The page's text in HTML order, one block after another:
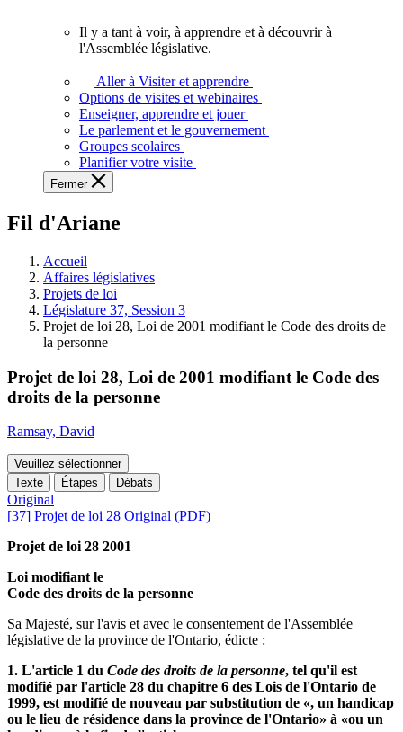
voir,
apprendre
et
à
à
législative.
Il y a tant à voir, à apprendre et à découvrir à
l'Assemblée législative.
Aller à Visiter et apprendre
Options de visites et webinaires
Enseigner, apprendre et jouer
Le parlement et le gouvernement
Groupes scolaires
Planifier votre visite
Fermer
Fil d'Ariane
Accueil
Affaires législatives
Projets de loi
Législature 37, Session 3
Projet de loi 28, Loi de 2001 modifiant le Code des droits de
la personne
Projet de loi 28, Loi de 2001 modifiant le Code des
droits de la personne
Ramsay, David
Veuillez sélectionner
Texte
Étapes Débats
Original
[37] Projet de loi 28 Original (PDF)
Projet de loi 28 2001
Loi modifiant le
Code des droits de la personne
Sa Majesté, sur l'avis et avec le consentement de l'Assemblée
législative de la province de l'Ontario, édicte :
1. L'article 1 du Code des droits de la personne, tel qu'il est
modifié par l'article 28 du chapitre 6 des Lois de l'Ontario de
1999, est modifié de nouveau par substitution de «, un handicap
ou le lieu de résidence dans la province de l'Ontario» à «ou un